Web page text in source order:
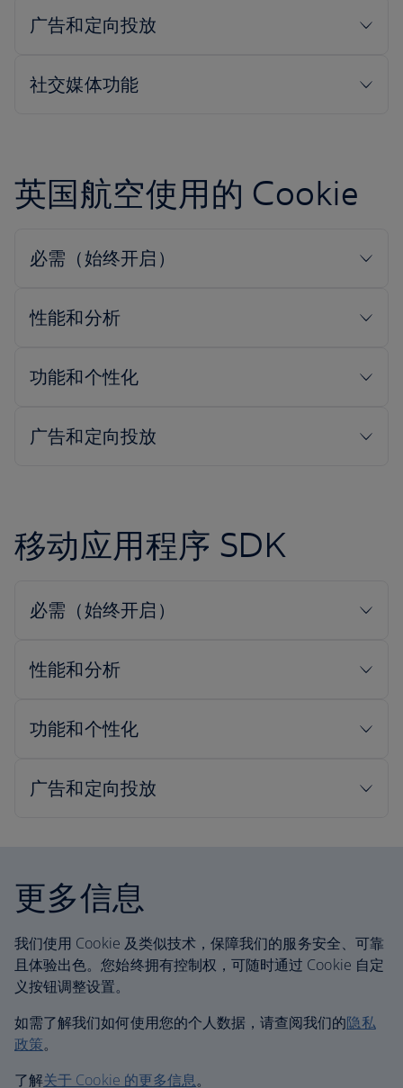
英国航空使用的 Cookie
移动应用程序 SDK
更多信息
我们使用 Cookie 及类似技术，保障我们的服务安全、可靠
且体验出色。您始终拥有控制权，可随时通过 Cookie 自定
义按钮调整设置。
如需了解我们如何使用您的个人数据，请查阅我们的隐私
政策。
了解关于 Cookie 的更多信息。